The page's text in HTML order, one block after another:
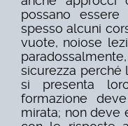
possano essere
spesso alcuni
vuote, noiose
sicurezza perché
si presenta
formazione
mirata; non deve